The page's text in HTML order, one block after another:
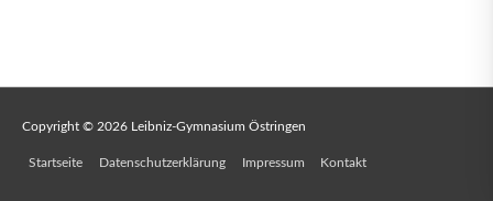
Copyright © 2026 Leibniz-Gymnasium Östringen
Startseite Datenschutzerklärung Impressum Kontakt